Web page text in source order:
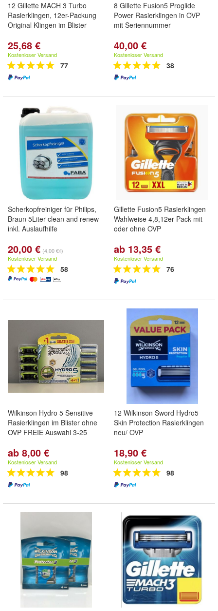
12 Gillette MACH 3 Turbo
Rasierklingen, 12er-Packung
Original Klingen im Blister
25,68 €
Kostenloser Versand
77
8 Gillette Fusion5 Proglide
Power Rasierklingen in OVP
mit Seriennummer
40,00 €
Kostenloser Versand
38
Scherkopfreiniger für Philips,
Braun 5Liter clean and renew
inkl. Auslaufhilfe
20,00 € (4,00 €/l)
Kostenloser Versand
58
Gillette Fusion5 Rasierklingen
Wahlweise 4,8,12er Pack mit
oder ohne OVP
ab 13,35 €
Kostenloser Versand
76
Wilkinson Hydro 5 Sensitive
Rasierklingen im Blister ohne
OVP FREIE Auswahl 3-25
ab 8,00 €
Kostenloser Versand
98
12 Wilkinson Sword Hydro5
Skin Protection Rasierklingen
neu/ OVP
18,90 €
Kostenloser Versand
98